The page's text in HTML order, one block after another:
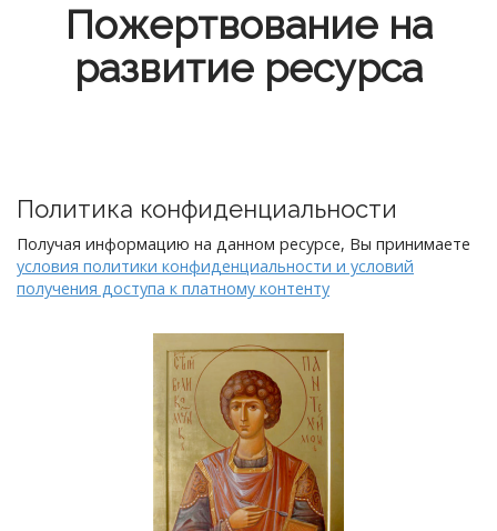
Пожертвование на
развитие ресурса
Политика конфиденциальности
Получая информацию на данном ресурсе, Вы принимаете
условия политики конфиденциальности и условий
получения доступа к платному контенту